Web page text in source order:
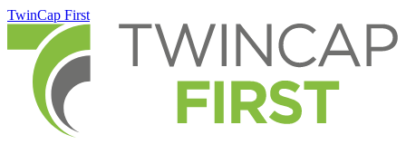
Skip
main
content
TwinCap First